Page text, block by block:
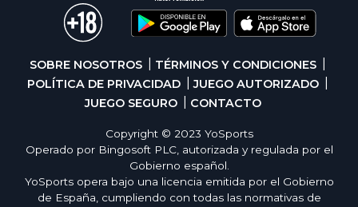
SOBRE NOSOTROS
TÉRMINOS Y CONDICIONES
POLÍTICA DE PRIVACIDAD
JUEGO AUTORIZADO
JUEGO SEGURO
CONTACTO
Copyright © 2023 YoSports
Operado por Bingosoft PLC, autorizada y regulada por el
Gobierno español.
YoSports opera bajo una licencia emitida por el Gobierno
de España, cumpliendo con todas las normativas de